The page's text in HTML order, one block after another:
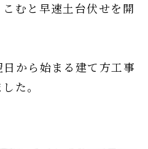
むと早速土台伏せを開
から始まる建て方工事
た。